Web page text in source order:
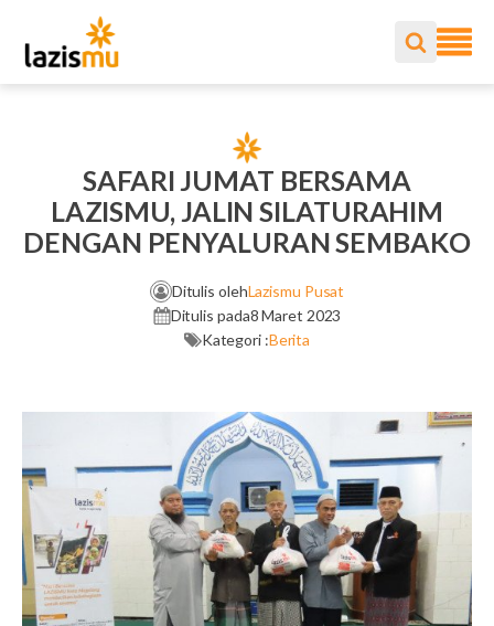
SAFARI JUMAT BERSAMA
LAZISMU, JALIN SILATURAHIM
DENGAN PENYALURAN SEMBAKO
Ditulis olehLazismu Pusat
Ditulis pada8 Maret 2023
Kategori :Berita